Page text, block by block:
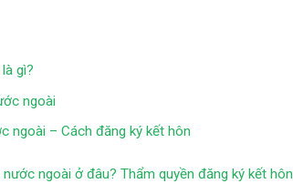
gì?
ngoài
ngoài – Cách đăng ký kết hôn
ngoài ở đâu? Thẩm quyền đăng ký kết hôn